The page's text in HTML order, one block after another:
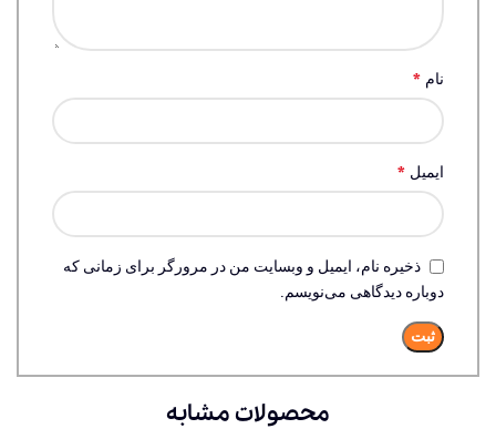
نام *
ایمیل *
ذخیره نام، ایمیل و وبسایت من در مرورگر برای زمانی که
دوباره دیدگاهی می‌نویسم.
محصولات مشابه